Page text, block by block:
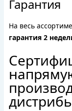
Гарантия
На весь
гарантия 2